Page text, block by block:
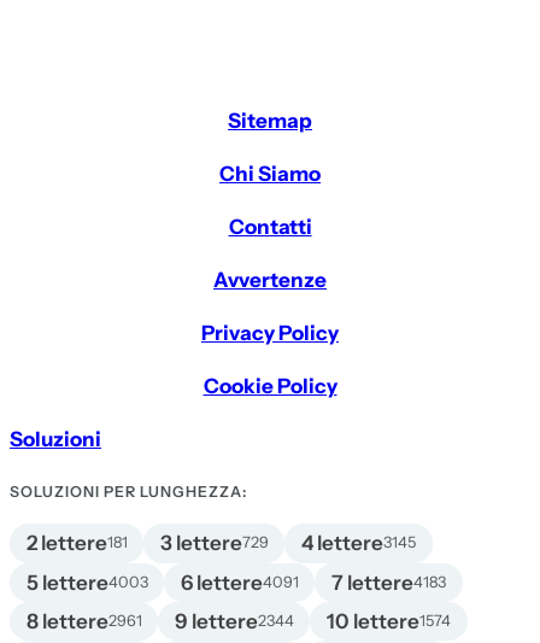
Sitemap
Chi Siamo
Contatti
Avvertenze
Privacy Policy
Cookie Policy
Soluzioni
SOLUZIONI PER LUNGHEZZA:
2 lettere181 3 lettere729 4 lettere3145
5 lettere4003 6 lettere4091 7 lettere4183
8 lettere2961 9 lettere2344 10 lettere1574